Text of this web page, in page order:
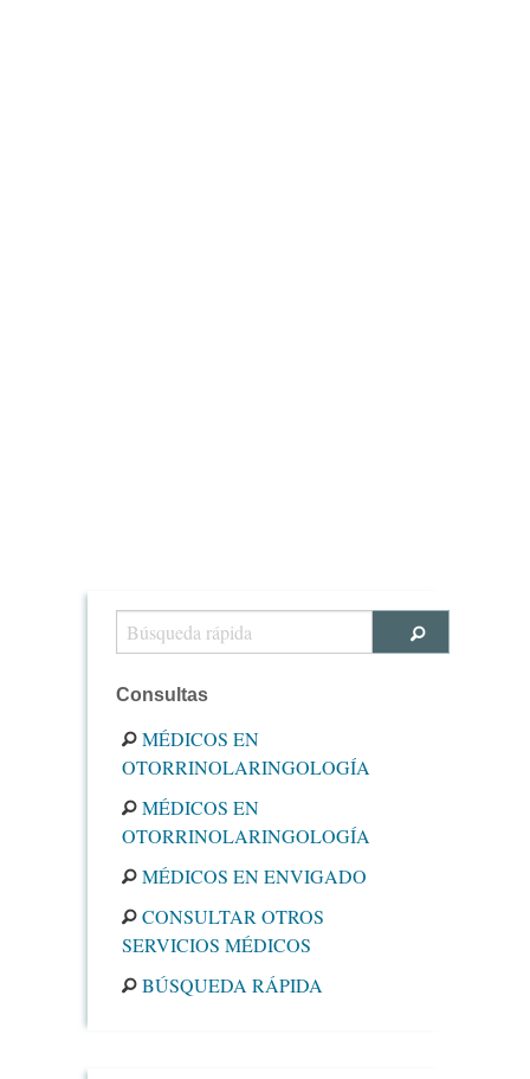
Consultas
MÉDICOS EN
OTORRINOLARINGOLOGÍA
MÉDICOS EN
OTORRINOLARINGOLOGÍA
MÉDICOS EN ENVIGADO
CONSULTAR OTROS
SERVICIOS MÉDICOS
BÚSQUEDA RÁPIDA